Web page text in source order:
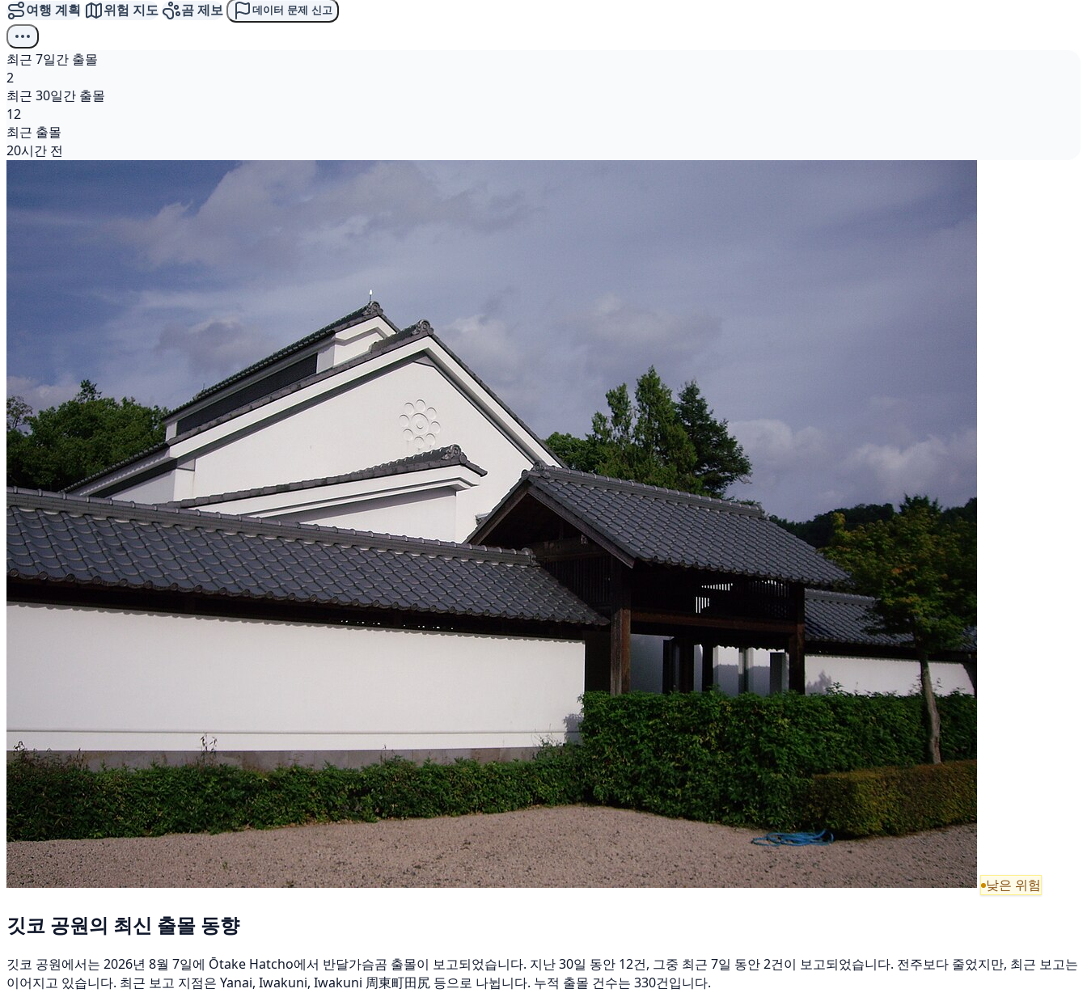
여행 계획 위험 지도 곰 제보 데이터 문제 신고
최근 7일간 출몰
2
최근 30일간 출몰
12
최근 출몰
20시간 전
낮은 위험
깃코 공원의 최신 출몰 동향
깃코 공원에서는 2026년 8월 7일에 Ōtake Hatcho에서 반달가슴곰 출몰이 보고되었습니다. 지난 30일 동안 12건, 그중 최근 7일 동안 2건이 보고되었습니다. 전주보다 줄었지만, 최근 보고는
이어지고 있습니다. 최근 보고 지점은 Yanai, Iwakuni, Iwakuni 周東町田尻 등으로 나뉩니다. 누적 출몰 건수는 330건입니다.